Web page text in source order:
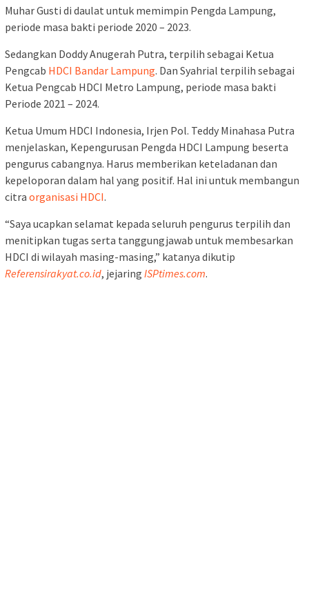
Muhar Gusti di daulat untuk memimpin Pengda Lampung,
periode masa bakti periode 2020 – 2023.
Sedangkan Doddy Anugerah Putra, terpilih sebagai Ketua
Pengcab HDCI Bandar Lampung. Dan Syahrial terpilih sebagai
Ketua Pengcab HDCI Metro Lampung, periode masa bakti
Periode 2021 – 2024.
Ketua Umum HDCI Indonesia, Irjen Pol. Teddy Minahasa Putra
menjelaskan, Kepengurusan Pengda HDCI Lampung beserta
pengurus cabangnya. Harus memberikan keteladanan dan
kepeloporan dalam hal yang positif. Hal ini untuk membangun
citra organisasi HDCI.
“Saya ucapkan selamat kepada seluruh pengurus terpilih dan
menitipkan tugas serta tanggungjawab untuk membesarkan
HDCI di wilayah masing-masing,” katanya dikutip
Referensirakyat.co.id, jejaring ISPtimes.com.